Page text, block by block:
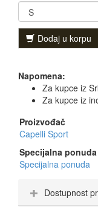
Dodaj u korpu
Napomena:
Za kupce iz
Za kupce iz
Proizvođač
Capelli Sport
Specijalna ponuda
Specijalna ponuda
Dostupnost